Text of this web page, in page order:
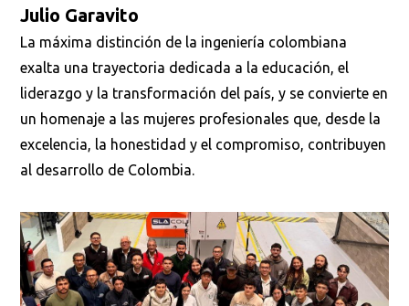
Julio Garavito
La máxima distinción de la ingeniería colombiana
exalta una trayectoria dedicada a la educación, el
liderazgo y la transformación del país, y se convierte en
un homenaje a las mujeres profesionales que, desde la
excelencia, la honestidad y el compromiso, contribuyen
al desarrollo de Colombia.